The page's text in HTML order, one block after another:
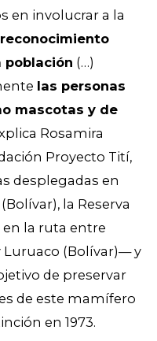
en involucrar a la
reconocimiento
(…)
las personas
mascotas y de
Rosamira
Proyecto Tití,
desplegadas en
la Reserva
la ruta entre
Luruaco (Bolívar)— y
de preservar
de este mamífero
en 1973.